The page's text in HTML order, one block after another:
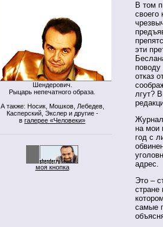
Шендерович.
Рыцарь непечатного образа.
А также: Носик, Мошков, Лебедев,
Касперский, Экслер и другие -
в галерее «Человеки»
моя кнопка
В том
своего
эти
отказ
лгут?
на мои
год с
адрес.
Это –
стране
самые